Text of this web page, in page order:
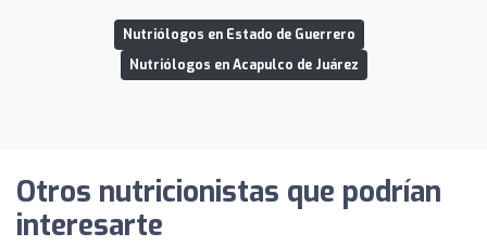
Nutriólogos en Estado de Guerrero
Nutriólogos en Acapulco de Juárez
Otros nutricionistas que podrían
interesarte